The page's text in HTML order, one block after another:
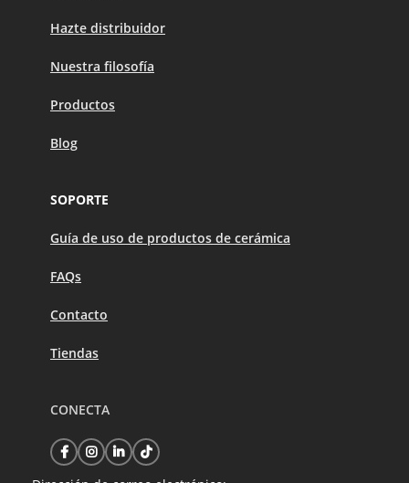
Hazte distribuidor
Nuestra filosofía
Productos
Blog
SOPORTE
Guía de uso de productos de cerámica
FAQs
Contacto
Tiendas
CONECTA